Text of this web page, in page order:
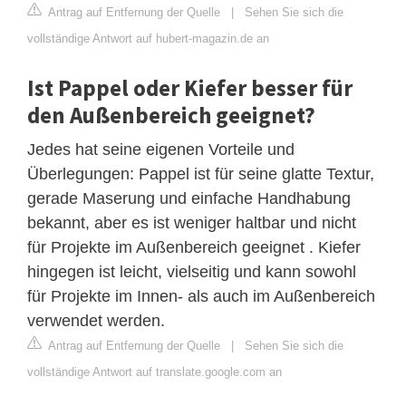
Antrag auf Entfernung der Quelle | Sehen Sie sich die
vollständige Antwort auf hubert-magazin.de an
Ist Pappel oder Kiefer besser für
den Außenbereich geeignet?
Jedes hat seine eigenen Vorteile und
Überlegungen: Pappel ist für seine glatte Textur,
gerade Maserung und einfache Handhabung
bekannt, aber es ist weniger haltbar und nicht
für Projekte im Außenbereich geeignet . Kiefer
hingegen ist leicht, vielseitig und kann sowohl
für Projekte im Innen- als auch im Außenbereich
verwendet werden.
Antrag auf Entfernung der Quelle | Sehen Sie sich die
vollständige Antwort auf translate.google.com an